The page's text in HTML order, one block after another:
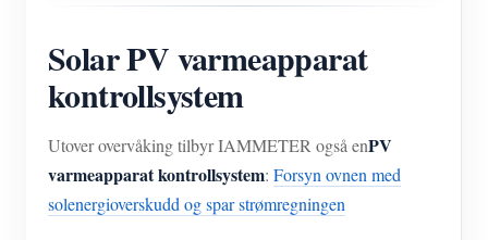
Solar PV varmeapparat
kontrollsystem
Utover overvåking tilbyr IAMMETER også enPV
varmeapparat kontrollsystem: Forsyn ovnen med
solenergioverskudd og spar strømregningen